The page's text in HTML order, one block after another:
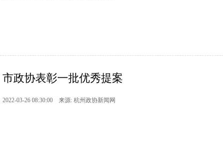
市政协表彰一批优秀提案
2022-03-26 08:30:00 来源: 杭州政协新闻网